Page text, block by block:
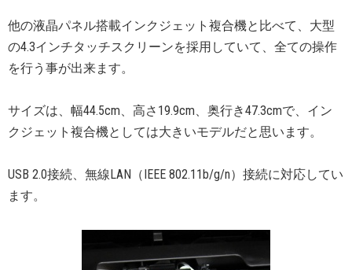
他の液晶パネル搭載インクジェット複合機と比べて、大型
の4.3インチタッチスクリーンを採用していて、全ての操作
を行う事が出来ます。
サイズは、幅44.5cm、高さ19.9cm、奥行き47.3cmで、イン
クジェット複合機としては大きいモデルだと思います。
USB 2.0接続、無線LAN（IEEE 802.11b/g/n）接続に対応してい
ます。